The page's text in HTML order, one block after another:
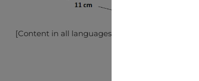
[Content in all languages here]